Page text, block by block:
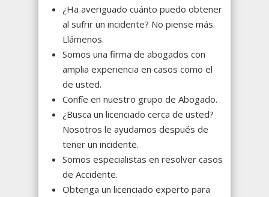
¿Ha averiguado cuánto puedo obtener
al sufrir un incidente? No piense más.
Llámenos.
Somos una firma de abogados con
amplia experiencia en casos como el
de usted.
Confíe en nuestro grupo de Abogado.
¿Busca un licenciado cerca de usted?
Nosotros le ayudamos después de
tener un incidente.
Somos especialistas en resolver casos
de Accidente.
Obtenga un licenciado experto para